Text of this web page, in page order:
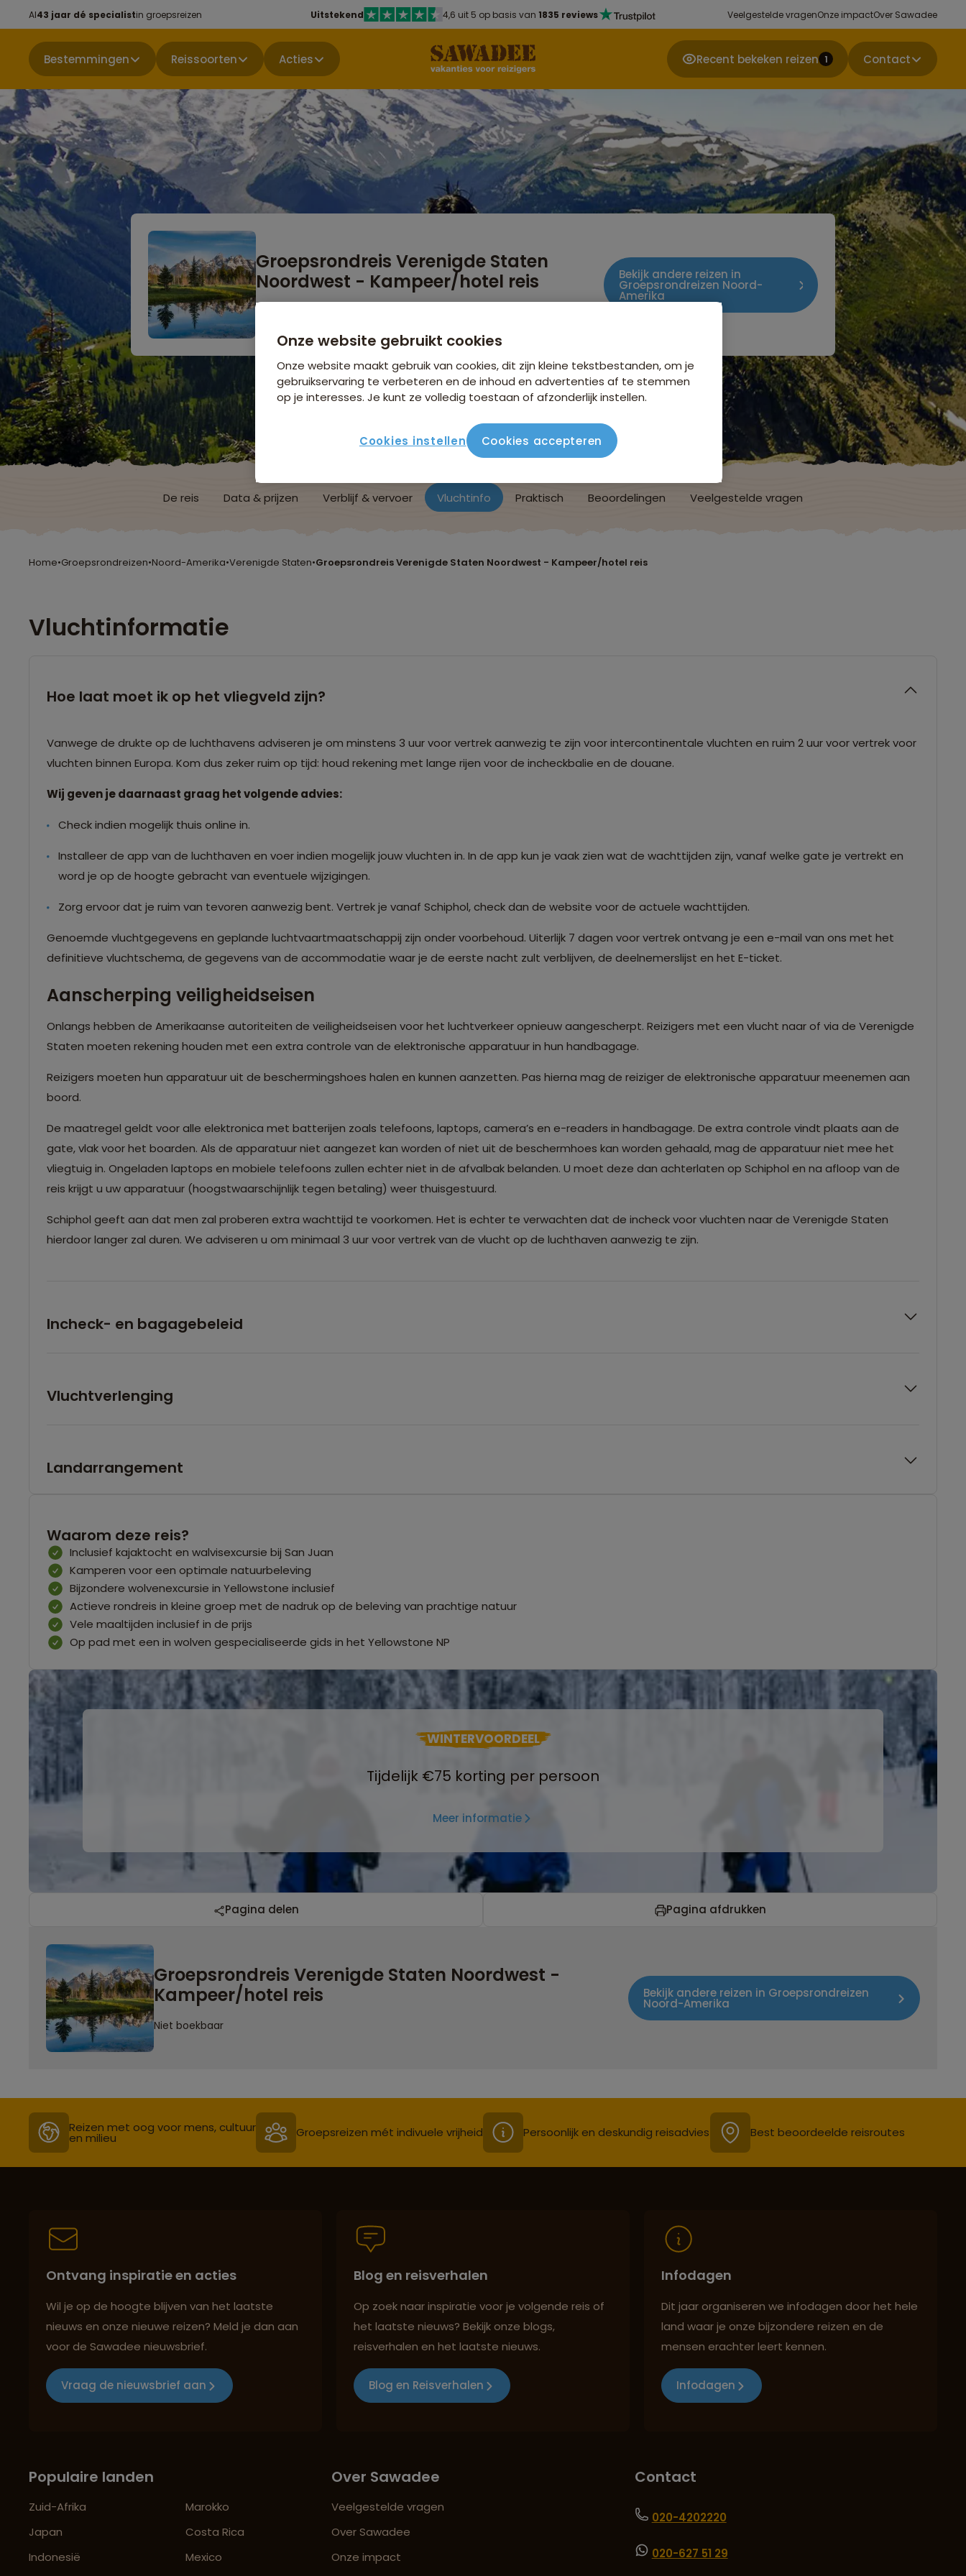
Al43 jaar dé specialistin groepsreizen Uitstekend 4,6 uit 5 op basis van 1835 reviews Veelgestelde vragenOnze impactOver Sawadee
Bestemmingen Reissoorten Acties Recent bekeken reizen 1 Contact
Groepsrondreis Verenigde Staten
Noordwest - Kampeer/hotel reis
Bekijk andere reizen in
Groepsrondreizen Noord-
Amerika
De reis Data & prijzen Verblijf & vervoer Vluchtinfo Praktisch Beoordelingen Veelgestelde vragen
Home•Groepsrondreizen•Noord-Amerika•Verenigde Staten•Groepsrondreis Verenigde Staten Noordwest - Kampeer/hotel reis
Vluchtinformatie
Hoe laat moet ik op het vliegveld zijn?
Vanwege de drukte op de luchthavens adviseren je om minstens 3 uur voor vertrek aanwezig te zijn voor intercontinentale vluchten en ruim 2 uur voor vertrek voor
vluchten binnen Europa. Kom dus zeker ruim op tijd: houd rekening met lange rijen voor de incheckbalie en de douane.
Wij geven je daarnaast graag het volgende advies:
Check indien mogelijk thuis online in.
Installeer de app van de luchthaven en voer indien mogelijk jouw vluchten in. In de app kun je vaak zien wat de wachttijden zijn, vanaf welke gate je vertrekt en
word je op de hoogte gebracht van eventuele wijzigingen.
Zorg ervoor dat je ruim van tevoren aanwezig bent. Vertrek je vanaf Schiphol, check dan de website voor de actuele wachttijden.
Genoemde vluchtgegevens en geplande luchtvaartmaatschappij zijn onder voorbehoud. Uiterlijk 7 dagen voor vertrek ontvang je een e-mail van ons met het
definitieve vluchtschema, de gegevens van de accommodatie waar je de eerste nacht zult verblijven, de deelnemerslijst en het E-ticket.
Aanscherping veiligheidseisen
Onlangs hebben de Amerikaanse autoriteiten de veiligheidseisen voor het luchtverkeer opnieuw aangescherpt. Reizigers met een vlucht naar of via de Verenigde
Staten moeten rekening houden met een extra controle van de elektronische apparatuur in hun handbagage.
Reizigers moeten hun apparatuur uit de beschermingshoes halen en kunnen aanzetten. Pas hierna mag de reiziger de elektronische apparatuur meenemen aan
boord.
De maatregel geldt voor alle elektronica met batterijen zoals telefoons, laptops, camera’s en e-readers in handbagage. De extra controle vindt plaats aan de
gate, vlak voor het boarden. Als de apparatuur niet aangezet kan worden of niet uit de beschermhoes kan worden gehaald, mag de apparatuur niet mee het
vliegtuig in. Ongeladen laptops en mobiele telefoons zullen echter niet in de afvalbak belanden. U moet deze dan achterlaten op Schiphol en na afloop van de
reis krijgt u uw apparatuur (hoogstwaarschijnlijk tegen betaling) weer thuisgestuurd.
Schiphol geeft aan dat men zal proberen extra wachttijd te voorkomen. Het is echter te verwachten dat de incheck voor vluchten naar de Verenigde Staten
hierdoor langer zal duren. We adviseren u om minimaal 3 uur voor vertrek van de vlucht op de luchthaven aanwezig te zijn.
Incheck- en bagagebeleid
Vluchtverlenging
Landarrangement
Waarom deze reis?
Inclusief kajaktocht en walvisexcursie bij San Juan
Kamperen voor een optimale natuurbeleving
Bijzondere wolvenexcursie in Yellowstone inclusief
Actieve rondreis in kleine groep met de nadruk op de beleving van prachtige natuur
Vele maaltijden inclusief in de prijs
Op pad met een in wolven gespecialiseerde gids in het Yellowstone NP
WINTERVOORDEEL
Tijdelijk €75 korting per persoon
Meer informatie
Pagina delen Pagina afdrukken
Groepsrondreis Verenigde Staten Noordwest -
Kampeer/hotel reis
Niet boekbaar
Bekijk andere reizen in Groepsrondreizen
Noord-Amerika
Reizen met oog voor mens, cultuur
en milieu Groepsreizen mét indivuele vrijheid Persoonlijk en deskundig reisadvies Best beoordeelde reisroutes
Ontvang inspiratie en acties
Wil je op de hoogte blijven van het laatste
nieuws en onze nieuwe reizen? Meld je dan aan
voor de Sawadee nieuwsbrief.
Vraag de nieuwsbrief aan
Blog en reisverhalen
Op zoek naar inspiratie voor je volgende reis of
het laatste nieuws? Bekijk onze blogs,
reisverhalen en het laatste nieuws.
Blog en Reisverhalen
Infodagen
Dit jaar organiseren we infodagen door het hele
land waar je onze bijzondere reizen en de
mensen erachter leert kennen.
Infodagen
Populaire landen
Zuid-Afrika
Japan
Indonesië
Marokko
Costa Rica
Mexico
Over Sawadee
Veelgestelde vragen
Over Sawadee
Onze impact
Contact
020-4202220
020-627 51 29
Onze website gebruikt cookies
Onze website maakt gebruik van cookies, dit zijn kleine tekstbestanden, om je
gebruikservaring te verbeteren en de inhoud en advertenties af te stemmen
op je interesses. Je kunt ze volledig toestaan of afzonderlijk instellen.
Cookies instellen Cookies accepteren